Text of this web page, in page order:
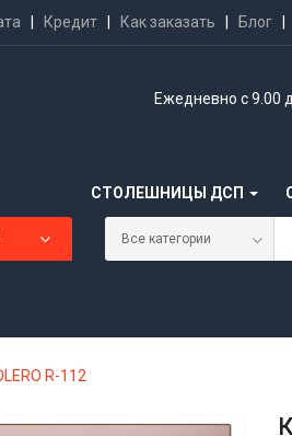
Кредит Как заказать Блог
Ежедневно с 9.00
СТОЛЕШНИЦЫ ДСП
R-112